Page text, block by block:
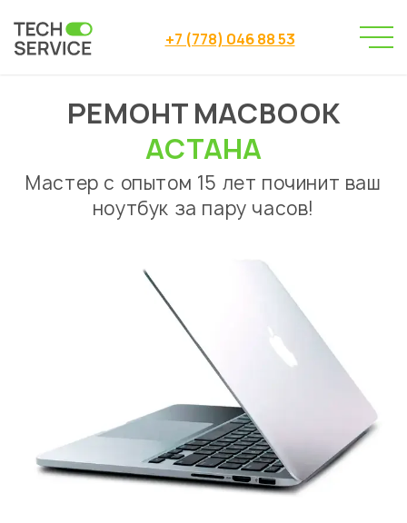
+7 (778) 046 88 53
Сервисный центр
→
Сервисный центр Астана
→
Ремонт ноутбуков
→
РЕМОНТ MACBOOK
АСТАНА
Мастер с опытом 15 лет починит ваш
ноутбук за пару часов!